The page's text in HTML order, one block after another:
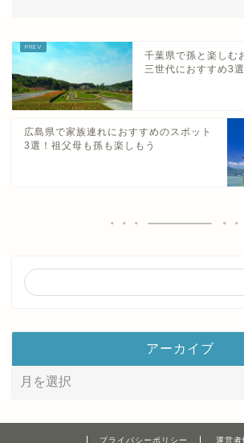
千葉県で孫と楽しむ
三世代におすすめ3
広島県で家族連れにおすすめのスポット
3選！祖父母も孫も楽しもう
アーカイブ
プライバシーポリシー 運営者